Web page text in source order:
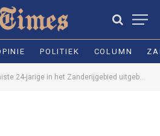
POLITIEK COLUMN
24-jarige in het Zanderijgebied uitgebreid